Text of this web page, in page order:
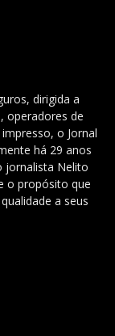
dirigida a
operadores de
o Jornal
há 29 anos
jornalista Nelito
o propósito que
a seus